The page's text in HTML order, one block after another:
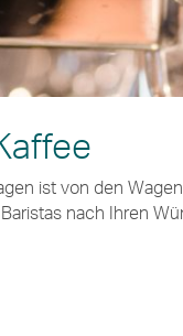
ist von den
nach Ihren